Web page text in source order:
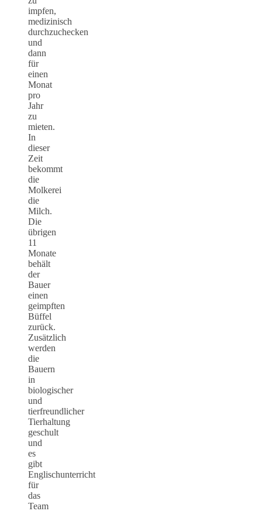
impfen,
medizinisch
durchzuchecken
und
dann
für
einen
Monat
pro
Jahr
zu
mieten.
In
dieser
Zeit
bekommt
die
Molkerei
die
Milch.
Die
übrigen
11
Monate
behält
der
Bauer
einen
geimpften
Büffel
zurück.
Zusätzlich
werden
die
Bauern
in
biologischer
und
tierfreundlicher
Tierhaltung
geschult
und
es
gibt
Englischunterricht
für
das
Team